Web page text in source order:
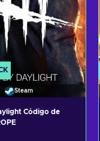
Steam
Código de